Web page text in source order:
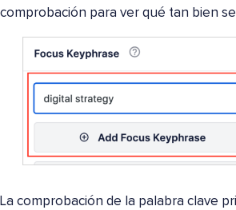
comprobación para ver qué tan bien
La comprobación de la palabra clave